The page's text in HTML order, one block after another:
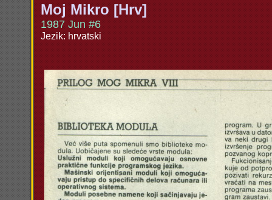
Moj Mikro [Hrv]
1987 Jun #6
Jezik: hrvatski